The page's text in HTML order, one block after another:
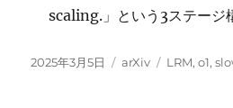
scaling.」という3ステージ
投
2025年3月5日
カ
arXiv
タ
LRM,o1,